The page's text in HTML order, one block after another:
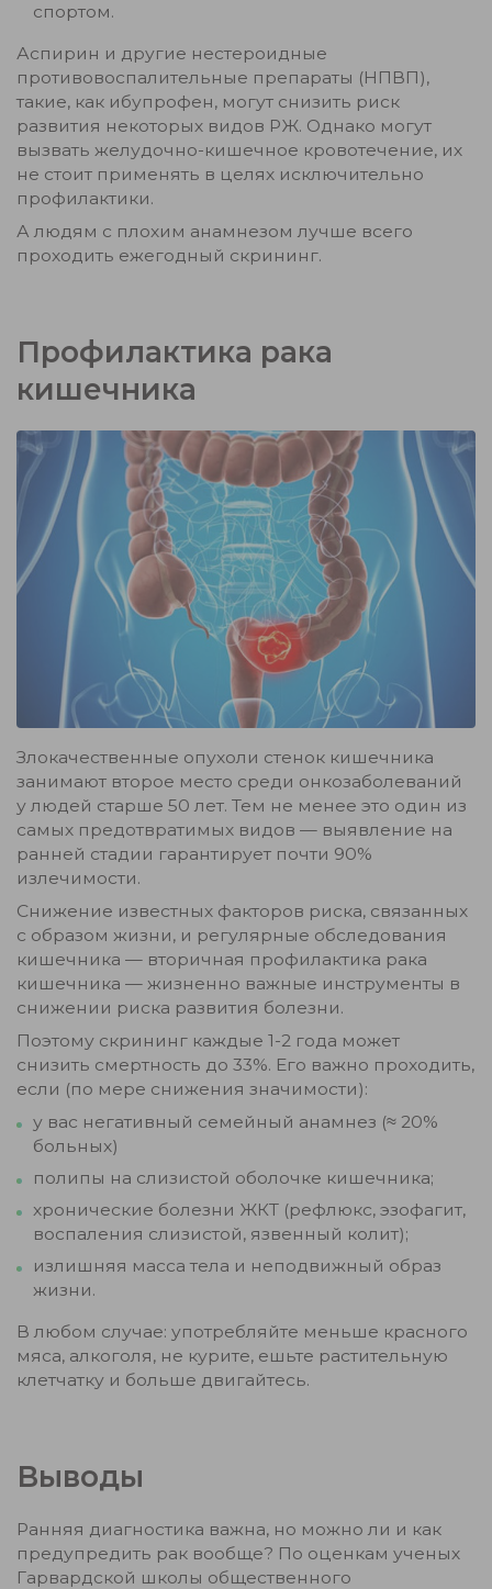
спортом.
Аспирин и другие нестероидные
противовоспалительные препараты (НПВП),
такие, как ибупрофен, могут снизить риск
развития некоторых видов РЖ. Однако могут
вызвать желудочно-кишечное кровотечение, их
не стоит применять в целях исключительно
профилактики.
А людям с плохим анамнезом лучше всего
проходить ежегодный скрининг.
Профилактика рака
кишечника
Злокачественные опухоли стенок кишечника
занимают второе место среди онкозаболеваний
у людей старше 50 лет. Тем не менее это один из
самых предотвратимых видов — выявление на
ранней стадии гарантирует почти 90%
излечимости.
Снижение известных факторов риска, связанных
с образом жизни, и регулярные обследования
кишечника — вторичная профилактика рака
кишечника — жизненно важные инструменты в
снижении риска развития болезни.
Поэтому скрининг каждые 1-2 года может
снизить смертность до 33%. Его важно проходить,
если (по мере снижения значимости):
у вас негативный семейный анамнез (≈ 20%
больных)
полипы на слизистой оболочке кишечника;
хронические болезни ЖКТ (рефлюкс, эзофагит,
воспаления слизистой, язвенный колит);
излишняя масса тела и неподвижный образ
жизни.
В любом случае: употребляйте меньше красного
мяса, алкоголя, не курите, ешьте растительную
клетчатку и больше двигайтесь.
Выводы
Ранняя диагностика важна, но можно ли и как
предупредить рак вообще? По оценкам ученых
Гарвардской школы общественного